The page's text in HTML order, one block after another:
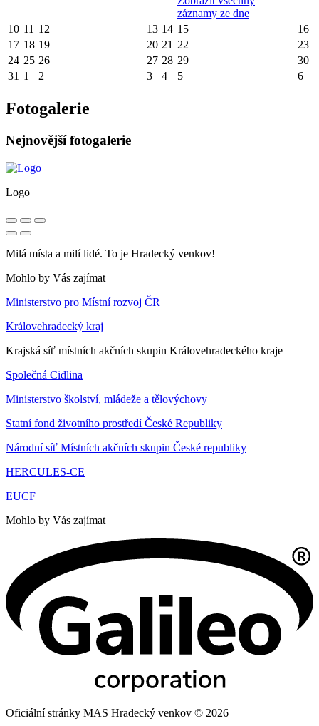
záznamy ze dne
10 11 12 13 14 15
16
17 18 19 20 21 22
23
24 25 26 27 28 29
30
31 1 2 3 4 5 6
Fotogalerie
Nejnovější fotogalerie
Logo
Milá místa a milí lidé. To je Hradecký venkov!
Mohlo by Vás zajímat
Ministerstvo pro Místní rozvoj ČR
Královehradecký kraj
Krajská síť místních akčních skupin Královehradeckého kraje
Společná Cidlina
Ministerstvo školství, mládeže a tělovýchovy
Statní fond životního prostředí České Republiky
Národní síť Místních akčních skupin České republiky
HERCULES-CE
EUCF
Mohlo by Vás zajímat
Oficiální stránky MAS Hradecký venkov © 2026